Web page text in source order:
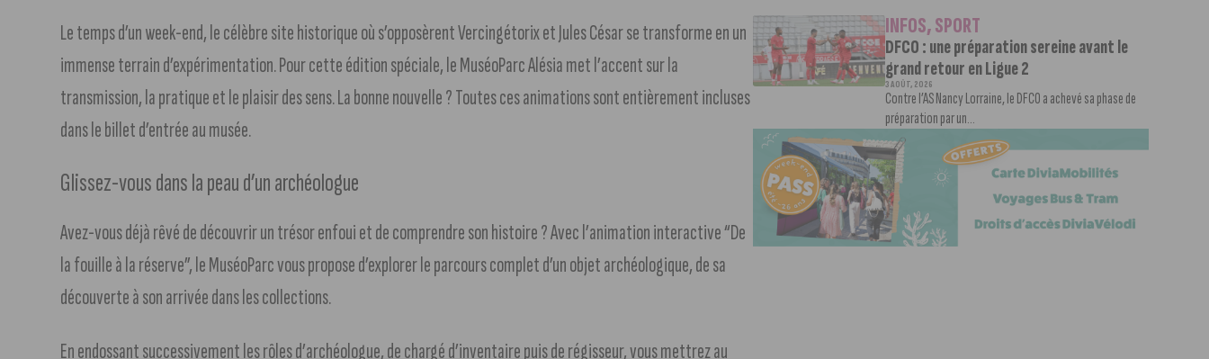
Le temps d’un week-end, le célèbre site historique où s’opposèrent Vercingétorix et Jules César se transforme en un
immense terrain d’expérimentation. Pour cette édition spéciale, le MuséoParc Alésia met l’accent sur la
transmission, la pratique et le plaisir des sens. La bonne nouvelle ? Toutes ces animations sont entièrement incluses
dans le billet d’entrée au musée.
Glissez-vous dans la peau d’un archéologue
Avez-vous déjà rêvé de découvrir un trésor enfoui et de comprendre son histoire ? Avec l’animation interactive “De
la fouille à la réserve”, le MuséoParc vous propose d’explorer le parcours complet d’un objet archéologique, de sa
découverte à son arrivée dans les collections.
En endossant successivement les rôles d’archéologue, de chargé d’inventaire puis de régisseur, vous mettrez au
INFOS,SPORT
DFCO : une préparation sereine avant le
grand retour en Ligue 2
3 AOÛT, 2026
Contre l’AS Nancy Lorraine, le DFCO a achevé sa phase de
préparation par un...